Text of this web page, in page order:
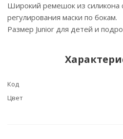
Широкий ремешок из силикона
регулирования маски по бокам.
Размер Junior для детей и
Код
Цвет